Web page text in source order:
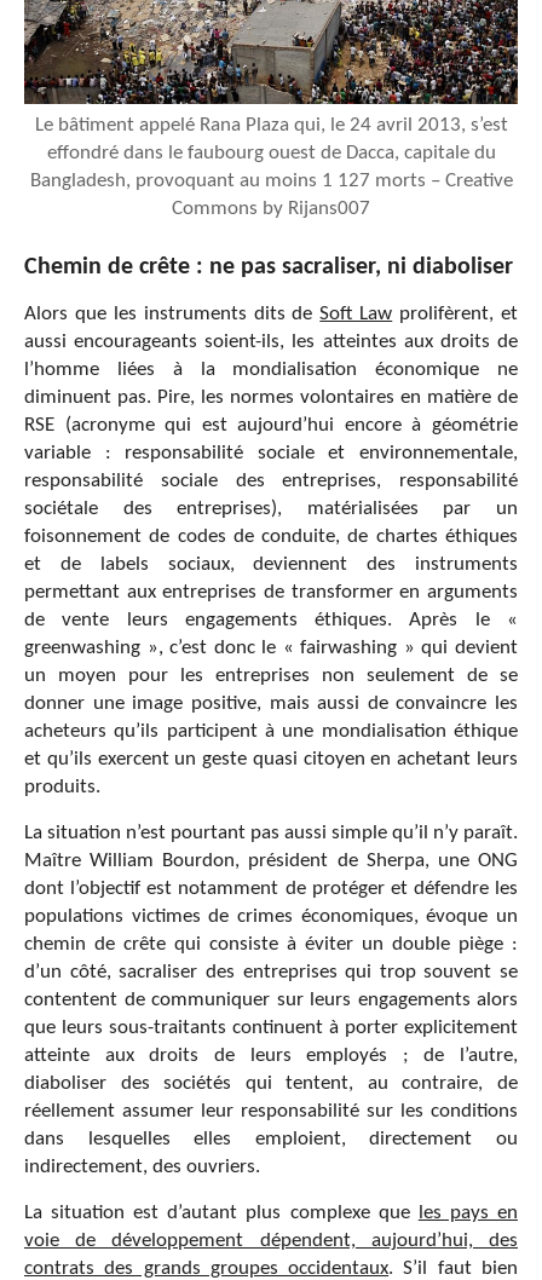
Le bâtiment appelé Rana Plaza qui, le 24 avril 2013, s’est
effondré dans le faubourg ouest de Dacca, capitale du
Bangladesh, provoquant au moins 1 127 morts – Creative
Commons by Rijans007
Chemin de crête : ne pas sacraliser, ni diaboliser
Alors que les instruments dits deSoft Law prolifèrent, et
aussi encourageants soient-ils, les atteintes aux droits de
l’homme liées à la mondialisation économique ne
diminuent pas. Pire, les normes volontaires en matière de
RSE (acronyme qui est aujourd’hui encore à géométrie
variable : responsabilité sociale et environnementale,
responsabilité sociale des entreprises, responsabilité
sociétale des entreprises), matérialisées par un
foisonnement de codes de conduite, de chartes éthiques
et de labels sociaux, deviennent des instruments
permettant aux entreprises de transformer en arguments
de vente leurs engagements éthiques. Après le «
greenwashing », c’est donc le « fairwashing » qui devient
un moyen pour les entreprises non seulement de se
donner une image positive, mais aussi de convaincre les
acheteurs qu’ils participent à une mondialisation éthique
et qu’ils exercent un geste quasi citoyen en achetant leurs
produits.
La situation n’est pourtant pas aussi simple qu’il n’y paraît.
Maître William Bourdon, président de Sherpa, une ONG
dont l’objectif est notamment de protéger et défendre les
populations victimes de crimes économiques, évoque un
chemin de crête qui consiste à éviter un double piège :
d’un côté, sacraliser des entreprises qui trop souvent se
contentent de communiquer sur leurs engagements alors
que leurs sous-traitants continuent à porter explicitement
atteinte aux droits de leurs employés ; de l’autre,
diaboliser des sociétés qui tentent, au contraire, de
réellement assumer leur responsabilité sur les conditions
dans lesquelles elles emploient, directement ou
indirectement, des ouvriers.
La situation est d’autant plus complexe que
les pays en
voie de développement dépendent, aujourd’hui, des
contrats des grands groupes occidentaux. S’il faut bien